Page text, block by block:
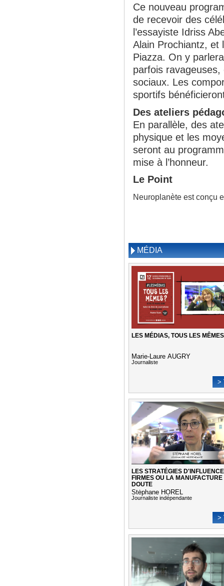
Ce nouveau
de recevoir des
l’essayiste Idriss
Alain Prochiantz, et
Piazza. On y
parfois
sociaux. Les
sportifs
Des ateliers
En parallèle, des
physique et les
seront au
mise à l’honneur.
Le Point
Neuroplanète est conçu
MÉDIA
LES MÉDIAS, TOUS LES
Marie-Laure AUGRY
Journaliste
>
LES STRATÉGIES
FIRMES OU LA MANUFACTURE
DOUTE
Stėphane HOREL
Journaliste indépendante
>